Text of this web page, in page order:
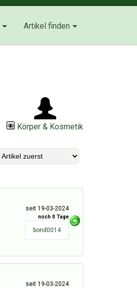
Artikel finden
Körper & Kosmetik
seit 19-03-2024
noch 0 Tage
bond0014
seit 19-03-2024